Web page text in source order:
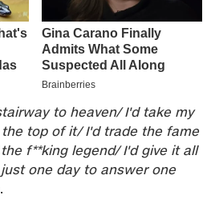
to heaven/ I'd take my
top of it/ I'd trade the fame
f**king legend/ I'd give it all
one day to answer one